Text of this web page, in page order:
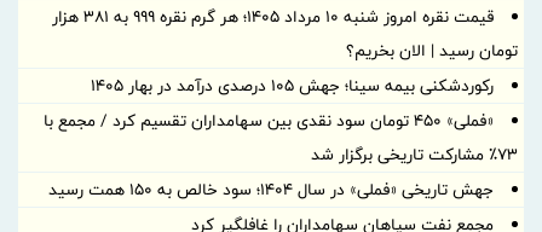
قیمت نقره امروز شنبه ۱۰ مرداد ۱۴۰۵؛ هر گرم نقره ۹۹۹ به ۳۸۱ هزار
تومان رسید | الان بخریم؟
رکوردشکنی بیمه سینا؛ جهش 105 درصدی درآمد در بهار 1405
«فملی» ۴۵۰ تومان سود نقدی بین سهامداران تقسیم کرد / مجمع با
۷۳٪ مشارکت تاریخی برگزار شد
جهش تاریخی «فملی» در سال ۱۴۰۴؛ سود خالص به ۱۵۰ همت رسید
مجمع نفت سپاهان سهامداران را غافلگیر کرد